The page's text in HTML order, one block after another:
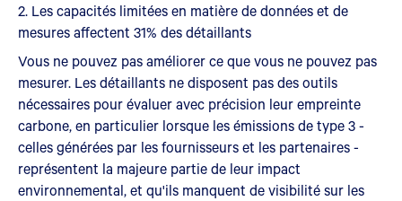
2. Les capacités limitées en matière de données et de
mesures affectent 31% des détaillants
Vous ne pouvez pas améliorer ce que vous ne pouvez pas
mesurer. Les détaillants ne disposent pas des outils
nécessaires pour évaluer avec précision leur empreinte
carbone, en particulier lorsque les émissions de type 3 -
celles générées par les fournisseurs et les partenaires -
représentent la majeure partie de leur impact
environnemental, et qu'ils manquent de visibilité sur les